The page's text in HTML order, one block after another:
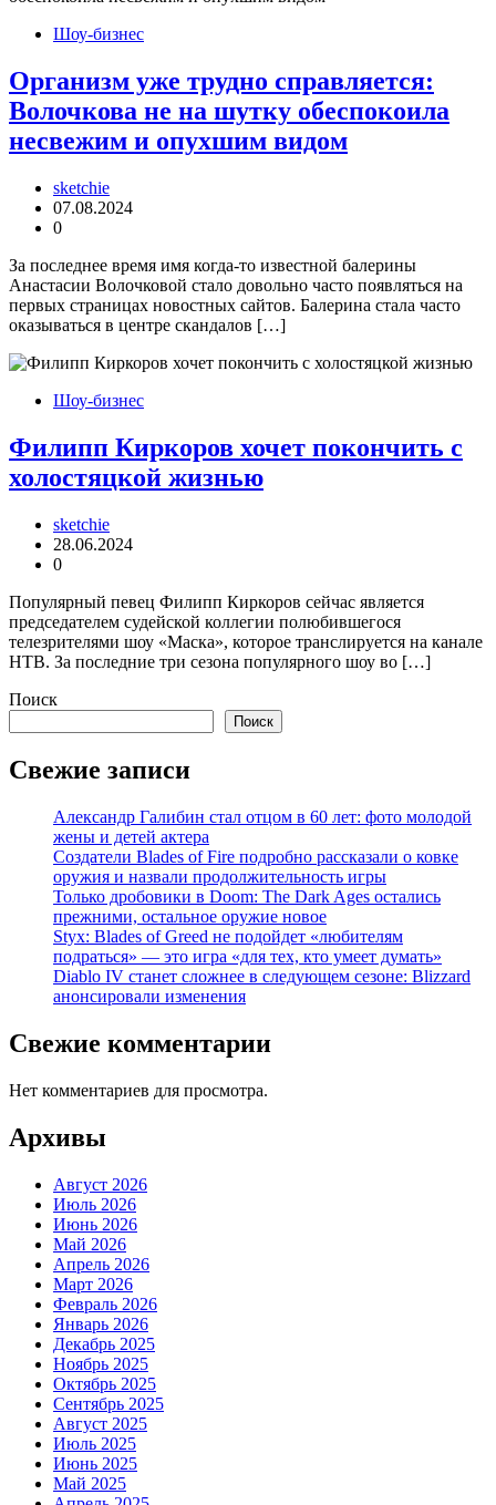
Шоу-бизнес
Организм уже трудно справляется:
Волочкова не на шутку обеспокоила
несвежим и опухшим видом
sketchie
07.08.2024
0
За последнее время имя когда-то известной балерины
Анастасии Волочковой стало довольно часто появляться на
первых страницах новостных сайтов. Балерина стала часто
оказываться в центре скандалов […]
Шоу-бизнес
Филипп Киркоров хочет покончить с
холостяцкой жизнью
sketchie
28.06.2024
0
Популярный певец Филипп Киркоров сейчас является
председателем судейской коллегии полюбившегося
телезрителями шоу «Маска», которое транслируется на канале
НТВ. За последние три сезона популярного шоу во […]
Поиск
Поиск
Свежие записи
Александр Галибин стал отцом в 60 лет: фото молодой
жены и детей актера
Создатели Blades of Fire подробно рассказали о ковке
оружия и назвали продолжительность игры
Только дробовики в Doom: The Dark Ages остались
прежними, остальное оружие новое
Styx: Blades of Greed не подойдет «любителям
подраться» — это игра «для тех, кто умеет думать»
Diablo IV станет сложнее в следующем сезоне: Blizzard
анонсировали изменения
Свежие комментарии
Нет комментариев для просмотра.
Архивы
Август 2026
Июль 2026
Июнь 2026
Май 2026
Апрель 2026
Март 2026
Февраль 2026
Январь 2026
Декабрь 2025
Ноябрь 2025
Октябрь 2025
Сентябрь 2025
Август 2025
Июль 2025
Июнь 2025
Май 2025